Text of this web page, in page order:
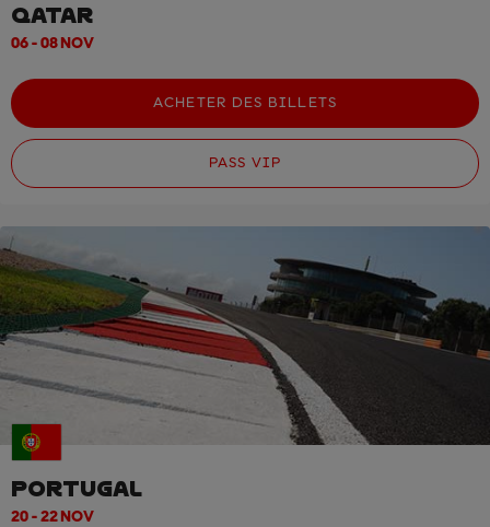
QATAR
06 - 08 NOV
ACHETER DES BILLETS
PASS VIP
PORTUGAL
20 - 22 NOV